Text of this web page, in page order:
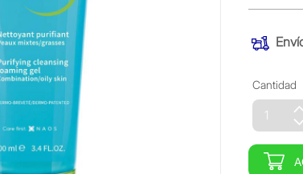
Cantidad